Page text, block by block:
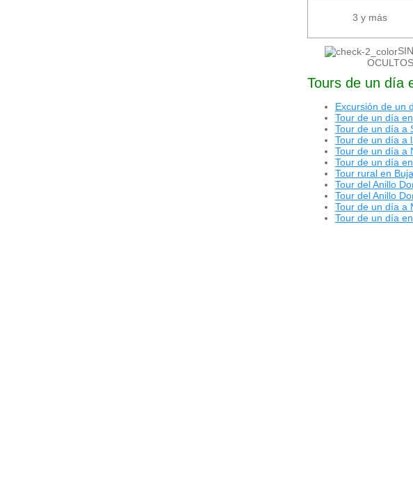
3 y más
OCULTOS
Tours de un día
Excursión de un
Tour de un día
Tour de un día a
Tour de un día a
Tour de un día a
Tour de un día
Tour rural en
Tour del Anillo
Tour del Anillo
Tour de un día a
Tour de un día